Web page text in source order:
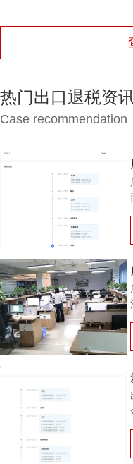
热门出口退税资
Case recommendation